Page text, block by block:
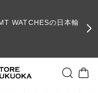
WATCHESの日本輸